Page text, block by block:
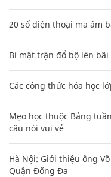
20 số điện thoại ma ám
Bí mật trận đổ bộ lên
Các công thức hóa học
Mẹo học thuộc Bảng
câu nói vui vẻ
Hà Nội: Giới thiệu ông
Quận Đống Đa